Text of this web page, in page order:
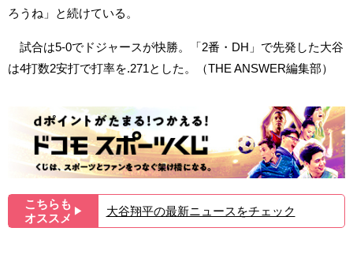
ろうね」と続けている。
試合は5-0でドジャースが快勝。「2番・DH」で先発した大谷
は4打数2安打で打率を.271とした。（THE ANSWER編集部）
こちらも
オススメ ▶︎ 大谷翔平の最新ニュースをチェック